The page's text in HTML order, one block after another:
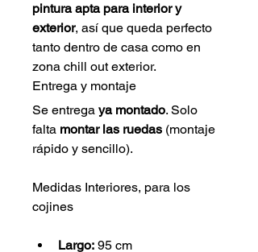
pintura apta para interior y
exterior, así que queda perfecto
tanto dentro de casa como en
zona chill out exterior.
Entrega y montaje
Se entrega ya montado. Solo
falta montar las ruedas (montaje
rápido y sencillo).
Medidas Interiores, para los
cojines
Largo: 95 cm